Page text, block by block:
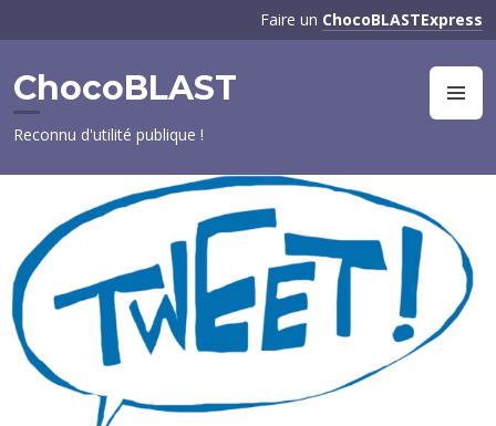
au
principal
Faire un ChocoBLASTExpress
ChocoBLAST
Reconnu d'utilité publique !